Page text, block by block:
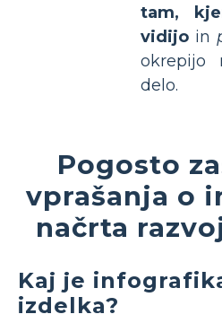
tam,
vidijo in
okrepijo
delo.
Pogosto
vprašanja o
načrta
Kaj je
izdelka?